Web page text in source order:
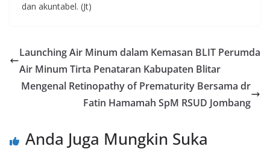
dan akuntabel. (Jt)
Launching Air Minum dalam Kemasan BLIT Perumda
Air Minum Tirta Penataran Kabupaten Blitar
Mengenal Retinopathy of Prematurity Bersama dr
Fatin Hamamah SpM RSUD Jombang
Anda Juga Mungkin Suka